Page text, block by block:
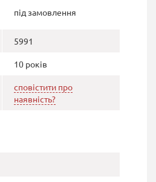
під замовлення
5991
10 років
сповістити про
наявність?